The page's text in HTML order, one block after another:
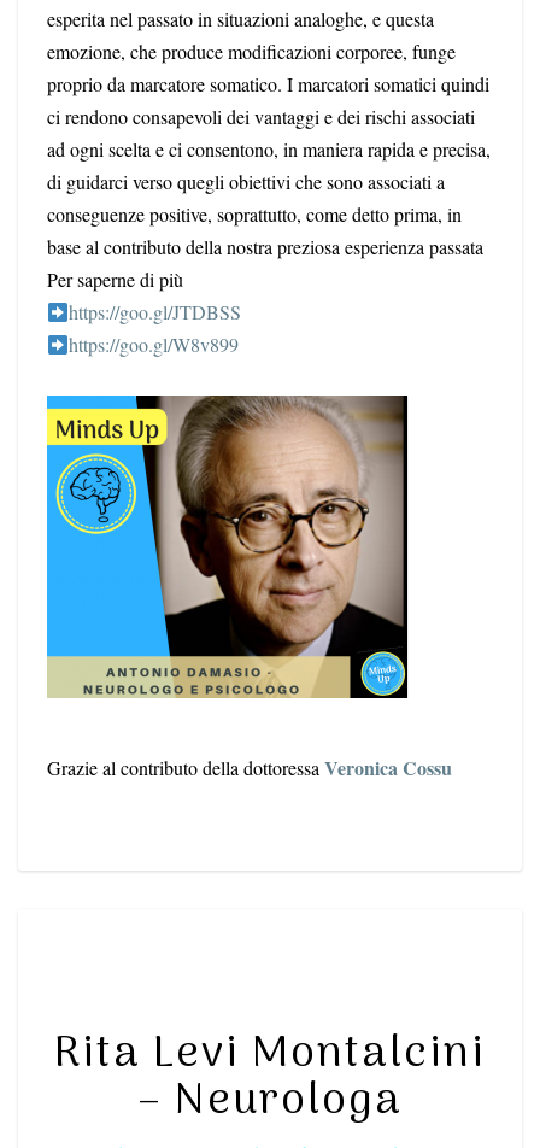
esperita nel passato in situazioni analoghe, e questa
emozione, che produce modificazioni corporee, funge
proprio da marcatore somatico. I marcatori somatici quindi
ci rendono consapevoli dei vantaggi e dei rischi associati
ad ogni scelta e ci consentono, in maniera rapida e precisa,
di guidarci verso quegli obiettivi che sono associati a
conseguenze positive, soprattutto, come detto prima, in
base al contributo della nostra preziosa esperienza passata
Per saperne di più
https://goo.gl/JTDBSS
https://goo.gl/W8v899
Grazie al contributo della dottoressa Veronica Cossu
NEUROLOGA
Rita Levi Montalcini
– Neurologa